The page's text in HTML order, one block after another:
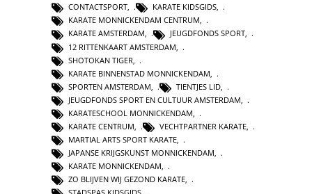
CONTACTSPORT, KARATE KIDSGIDS,
KARATE MONNICKENDAM CENTRUM,
KARATE AMSTERDAM, JEUGDFONDS SPORT,
12 RITTENKAART AMSTERDAM
SHOTOKAN TIGER
KARATE BINNENSTAD MONNICKENDAM
SPORTEN AMSTERDAM
TIENTJES LID
JEUGDFONDS SPORT EN CULTUUR AMSTERDAM
KARATESCHOOL MONNICKENDAM
KARATE CENTRUM
VECHTPARTNER KARATE
MARTIAL ARTS SPORT KARATE
JAPANSE KRIJGSKUNST MONNICKENDAM,
KARATE MONNICKENDAM,
ZO BLIJVEN WIJ GEZOND KARATE,